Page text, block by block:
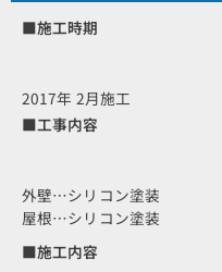
■施工時期
2017年 2月施工
■工事内容
外壁…シリコン塗装
屋根…シリコン塗装
■施工内容